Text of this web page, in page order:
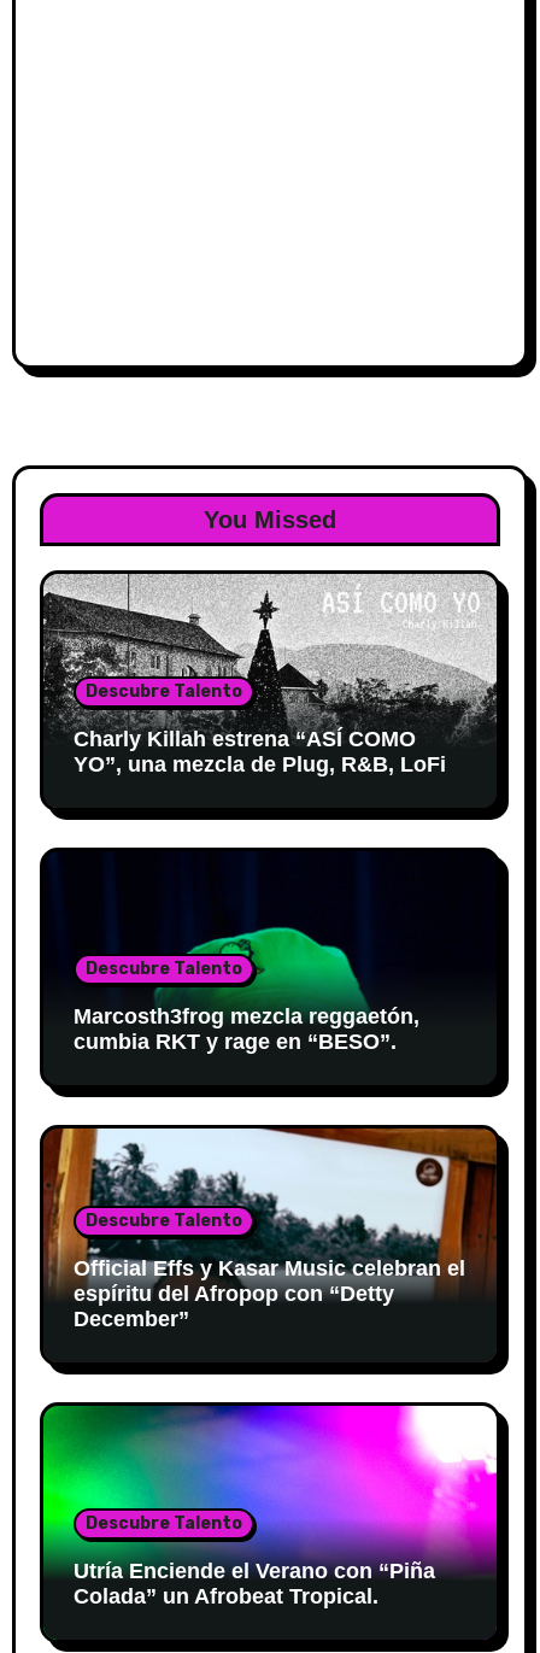
You Missed
Descubre Talento
Charly Killah estrena “ASÍ COMO
YO”, una mezcla de Plug, R&B, LoFi
Descubre Talento
Marcosth3frog mezcla reggaetón,
cumbia RKT y rage en “BESO”.
Descubre Talento
Official Effs y Kasar Music celebran el
espíritu del Afropop con “Detty
December”
Descubre Talento
Utría Enciende el Verano con “Piña
Colada” un Afrobeat Tropical.